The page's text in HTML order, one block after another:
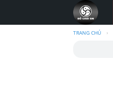
TRANG CHỦ ›